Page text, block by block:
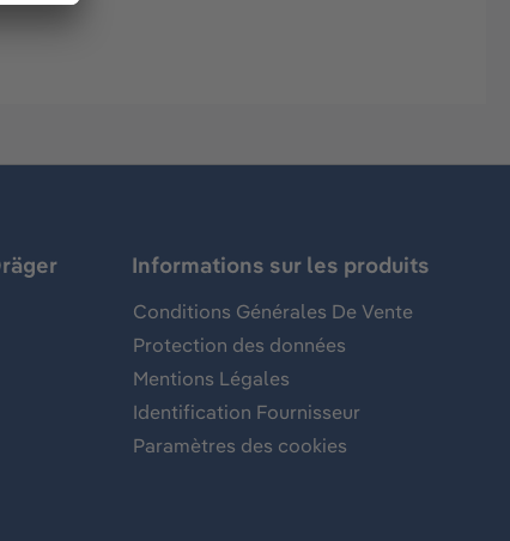
Informations sur les produits
Conditions Générales De Vente
Protection des données
Mentions Légales
Identification Fournisseur
Paramètres des cookies